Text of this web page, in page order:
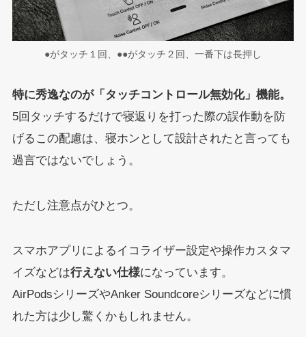
●がタッチ１回、●●がタッチ２回、一番下は長押し
特に秀逸なのが「タッチコントロール無効化」機能。
5回タッチするだけで寝返りを打った際の誤作動を防
げるこの配慮は、寝ホンとして設計されたと言っても
過言ではないでしょう。
ただし注意点がひとつ。
スマホアプリによるイコライザー設定や操作カスタマ
イズなどは行えない仕様になっています。
AirPodsシリーズやAnker Soundcoreシリーズなどに慣
れた方は少し驚くかもしれません。